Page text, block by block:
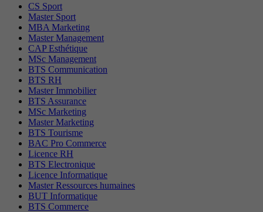
CS Sport
Master Sport
MBA Marketing
Master Management
CAP Esthétique
MSc Management
BTS Communication
BTS RH
Master Immobilier
BTS Assurance
MSc Marketing
Master Marketing
BTS Tourisme
BAC Pro Commerce
Licence RH
BTS Electronique
Licence Informatique
Master Ressources humaines
BUT Informatique
BTS Commerce